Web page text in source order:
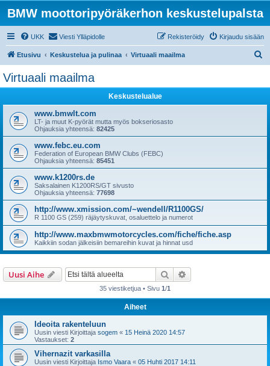
BMW moottoripyöräkerhon keskustelupalsta
UKK Viesti Ylläpidolle Kirjaudu sisään
Rekisteröidy
Etusivu Keskustelua ja pulinaa Virtuaali maailma
Virtuaali maailma
Keskustelualue
www.bmwlt.com
LT- ja muut K-pyörät mutta myös bokseriosasto
Ohjauksia yhteensä: 82425
www.febc.eu.com
Federation of European BMW Clubs (FEBC)
Ohjauksia yhteensä: 85451
www.k1200rs.de
Saksalainen K1200RS/GT sivusto
Ohjauksia yhteensä: 77698
http://www.xmission.com/~wendell/R1100GS/
R 1100 GS (259) räjäytyskuvat, osaluettelo ja numerot
http://www.maxbmwmotorcycles.com/fiche/fiche.asp
Kaikkiin sodan jälkeisiin bemareihin kuvat ja hinnat usd
Uusi Aihe Etsi
35 viestiketjua • Sivu 1/1
Aiheet
Ideoita rakenteluun
Uusin viesti Kirjoittaja sogem « 15 Heinä 2020 14:57
Vastaukset: 2
Vihernazit varkasilla
Uusin viesti Kirjoittaja Ismo Vaara « 05 Huhti 2017 14:11